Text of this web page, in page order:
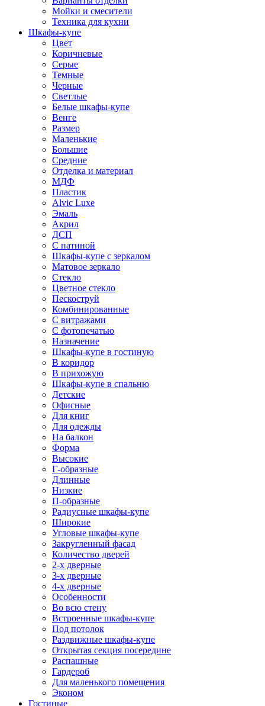
Мойки и смесители
Техника для кухни
Шкафы-купе
Цвет
Коричневые
Серые
Темные
Черные
Светлые
Белые шкафы-купе
Венге
Размер
Маленькие
Большие
Средние
Отделка и материал
МДФ
Пластик
Alvic Luxe
Эмаль
Акрил
ДСП
С патиной
Шкафы-купе с зеркалом
Матовое зеркало
Стекло
Цветное стекло
Пескоструй
Комбинированные
С витражами
С фотопечатью
Назначение
Шкафы-купе в гостиную
В коридор
В прихожую
Шкафы-купе в спальню
Детские
Офисные
Для книг
Для одежды
На балкон
Форма
Высокие
Г-образные
Длинные
Низкие
П-образные
Радиусные шкафы-купе
Широкие
Угловые шкафы-купе
Закругленный фасад
Количество дверей
2-х дверные
3-х дверные
4-х дверные
Особенности
Во всю стену
Встроенные шкафы-купе
Под потолок
Раздвижные шкафы-купе
Открытая секция посередине
Распашные
Гардероб
Для маленького помещения
Эконом
Гостиные